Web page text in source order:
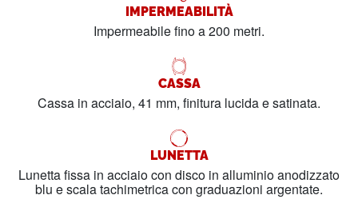
IMPERMEABILITÀ
Impermeabile fino a 200 metri.
CASSA
Cassa in acciaio, 41 mm, finitura lucida e satinata.
LUNETTA
Lunetta fissa in acciaio con disco in alluminio anodizzato
blu e scala tachimetrica con graduazioni argentate.